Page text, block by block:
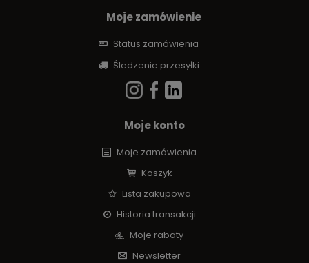
Moje zamówienie
Status zamówienia
Śledzenie przesyłki
Moje konto
Moje zamówienia
Koszyk
Lista zakupowa
Historia transakcji
Moje rabaty
Newsletter